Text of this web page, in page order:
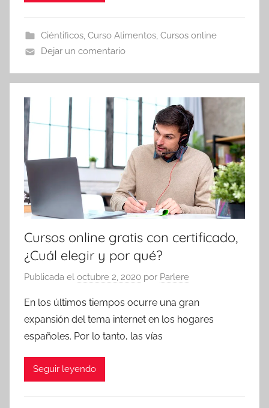
Ciéntificos, Curso Alimentos, Cursos online
Dejar un comentario
Cursos online gratis con certificado,
¿Cuál elegir y por qué?
Publicada el octubre 2, 2020 por Parlere
En los últimos tiempos ocurre una gran
expansión del tema internet en los hogares
españoles. Por lo tanto, las vías
Seguir leyendo